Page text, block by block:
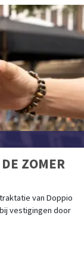
ZOMER
van Doppio
vestigingen door